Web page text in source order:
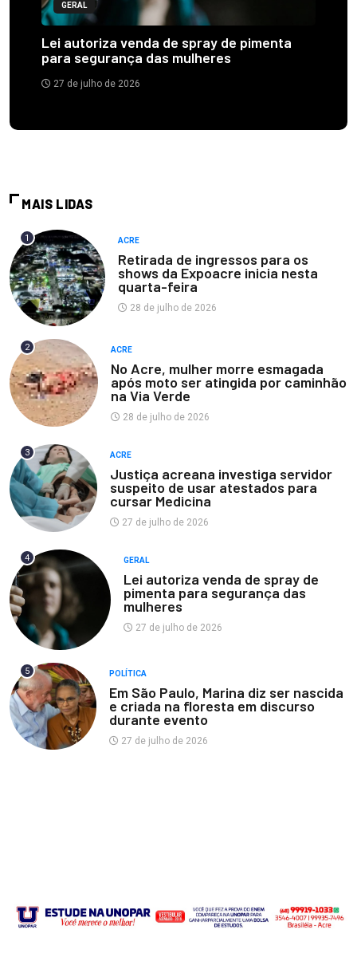
GERAL
Lei autoriza venda de spray de pimenta
para segurança das mulheres
27 de julho de 2026
MAIS LIDAS
1 ACRE
Retirada de ingressos para os
shows da Expoacre inicia nesta
quarta-feira
28 de julho de 2026
2 ACRE
No Acre, mulher morre esmagada
após moto ser atingida por caminhão
na Via Verde
28 de julho de 2026
3 ACRE
Justiça acreana investiga servidor
suspeito de usar atestados para
cursar Medicina
27 de julho de 2026
4 GERAL
Lei autoriza venda de spray de
pimenta para segurança das
mulheres
27 de julho de 2026
5 POLÍTICA
Em São Paulo, Marina diz ser nascida
e criada na floresta em discurso
durante evento
27 de julho de 2026